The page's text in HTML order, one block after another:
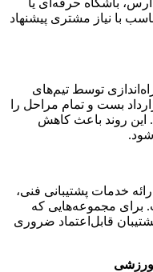
با نیاز مشتری پیشنهاد
توسط تیم‌های
بست و تمام مراحل را
این روند باعث کاهش
خدمات پشتیبانی فنی،
برای مجموعه‌هایی که
قابل‌اعتماد ضروری
ورزشی